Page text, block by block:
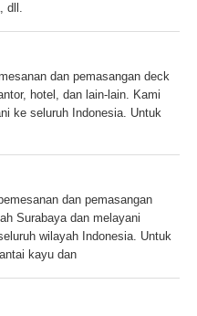
dll.
dan pemasangan deck
hotel, dan lain-lain. Kami
ke seluruh Indonesia. Untuk
dan pemasangan
Surabaya dan melayani
wilayah Indonesia. Untuk
kayu dan